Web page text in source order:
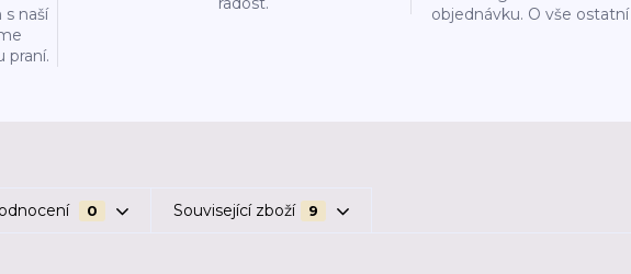
s naší
praní.
objednávku. O vše
0 Související zboží 9